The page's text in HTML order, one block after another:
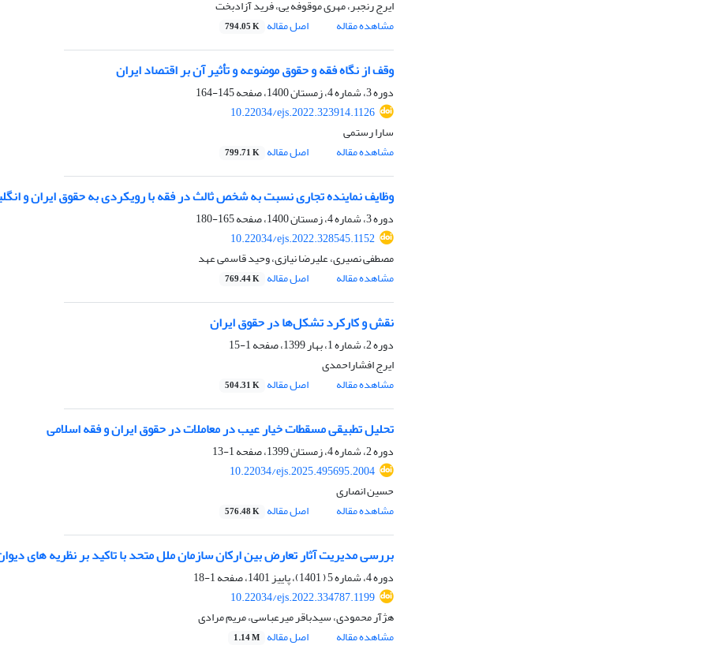
ایرج رنجبر، مهری موقوفه یی، فرید آزادبخت
مشاهده مقاله
اصل مقاله 794.05 K
وقف از نگاه فقه و حقوق موضوعه و تأثیر آن بر اقتصاد ایران
دوره 3، شماره 4، زمستان 1400، صفحه
145-164
10.22034/ejs.2022.323914.1126
سارا رستمی
مشاهده مقاله
اصل مقاله 799.71 K
وظایف نماینده تجاری نسبت به شخص ثالث در فقه با رویکردی به حقوق ایران و
دوره 3، شماره 4، زمستان 1400، صفحه
165-180
10.22034/ejs.2022.328545.1152
مصطفی نصیری، علیرضا نیازی، وحید قاسمی عهد
مشاهده مقاله
اصل مقاله 769.44 K
نقش و کارکرد تشکل‌ها در حقوق ایران
دوره 2، شماره 1، بهار 1399، صفحه
1-15
ایرج افشاراحمدی
مشاهده مقاله
اصل مقاله 504.31 K
تحلیل تطبیقی مسقطات خیار عیب در معاملات در حقوق ایران و فقه اسلامی
دوره 2، شماره 4، زمستان 1399، صفحه
1-13
10.22034/ejs.2025.495695.2004
حسین انصاری
مشاهده مقاله
اصل مقاله 576.48 K
بررسی مدیریت آثار تعارض بین ارکان سازمان ملل متحد با تاکید بر نظریه های
دوره 4، شماره 5 ( 1401)، پاییز 1401، صفحه
1-18
10.22034/ejs.2022.334787.1199
هژآر محمودی، سیدباقر میرعباسی، مریم مرادی
مشاهده مقاله
اصل مقاله 1.14 M